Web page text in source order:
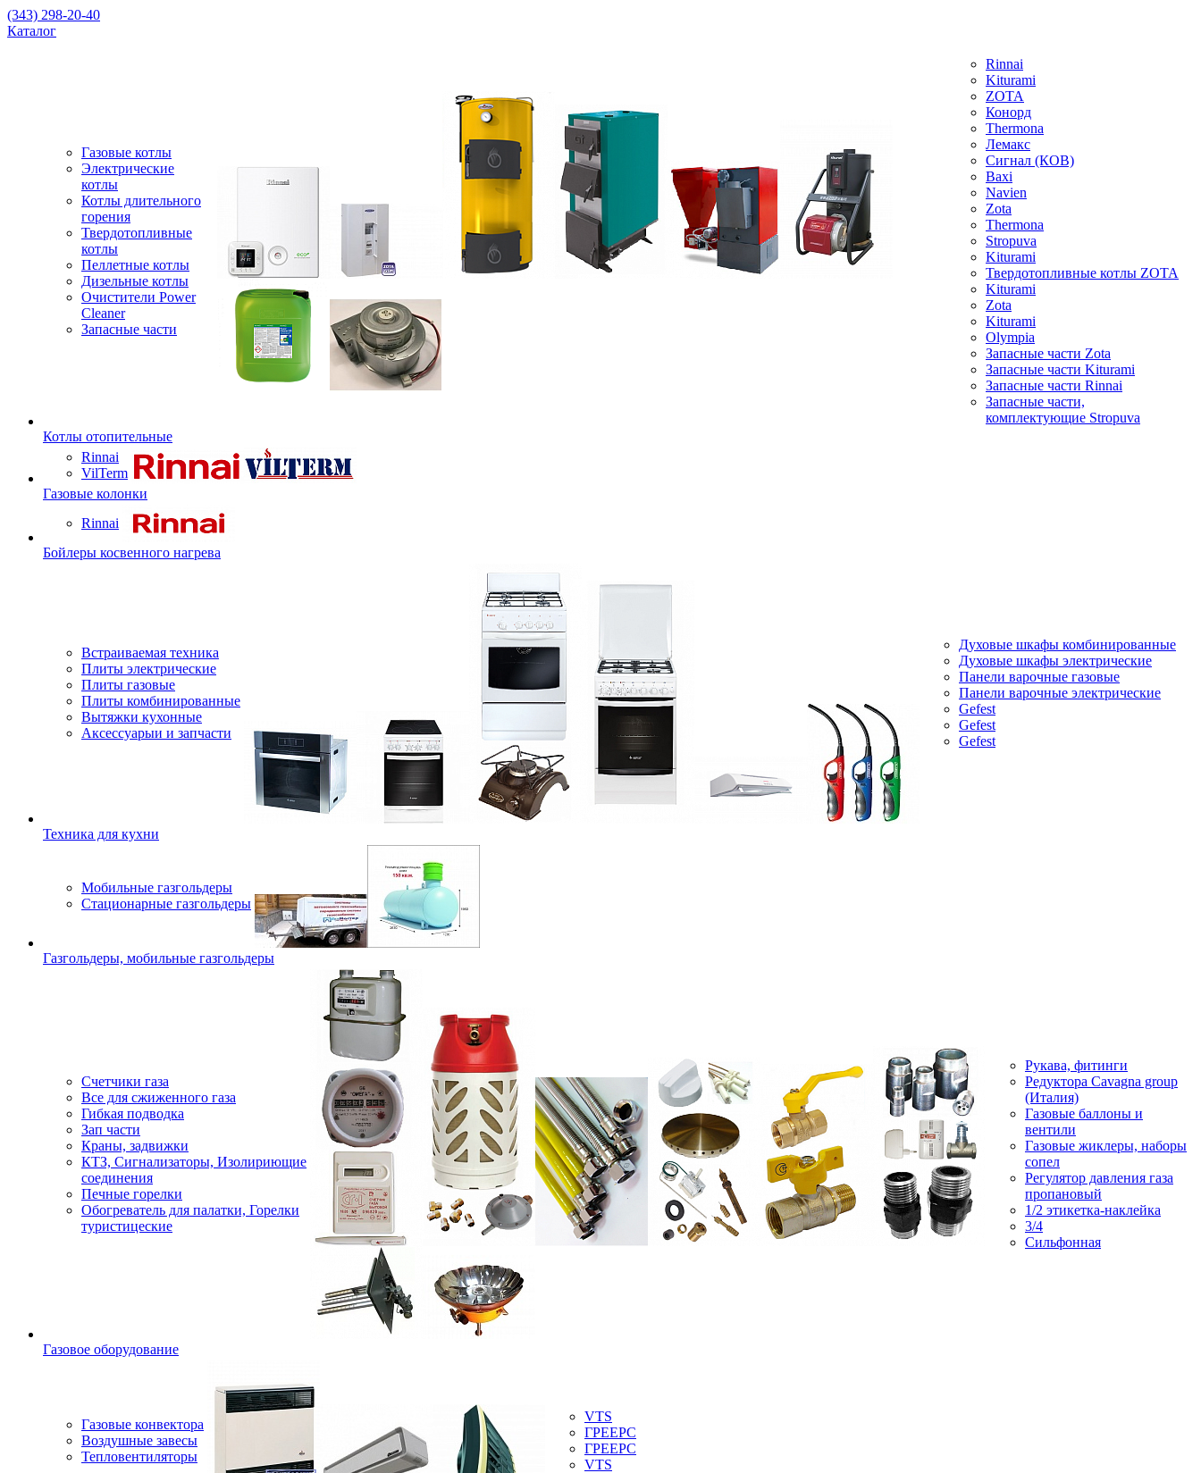
(343) 298-20-40
Каталог
Газовые котлы
Электрические
котлы
Котлы длительного
горения
Твердотопливные
котлы
Пеллетные котлы
Дизельные котлы
Очистители Power
Cleaner
Запасные части
Rinnai
Kiturami
ZOTA
Конорд
Thermona
Лемакс
Сигнал (КОВ)
Baxi
Navien
Zota
Thermona
Stropuva
Kiturami
Твердотопливные котлы ZOTA
Kiturami
Zota
Kiturami
Olympia
Запасные части Zota
Запасные части Kiturami
Запасные части Rinnai
Запасные части,
комплектующие Stropuva
Котлы отопительные
Rinnai
VilTerm
Газовые колонки
Rinnai
Бойлеры косвенного нагрева
Встраиваемая техника
Плиты электрические
Плиты газовые
Плиты комбинированные
Вытяжки кухонные
Аксессуарыи и запчасти
Духовые шкафы комбинированные
Духовые шкафы электрические
Панели варочные газовые
Панели варочные электрические
Gefest
Gefest
Gefest
Техника для кухни
Мобильные газгольдеры
Стационарные газгольдеры
Газгольдеры, мобильные газгольдеры
Счетчики газа
Все для сжиженного газа
Гибкая подводка
Зап части
Краны, задвижки
КТЗ, Сигнализаторы, Изолириющие
соединения
Печные горелки
Обогреватель для палатки, Горелки
туристицеские
Рукава, фитинги
Редуктора Cavagna group
(Италия)
Газовые баллоны и
вентили
Газовые жиклеры, наборы
сопел
Регулятор давления газа
пропановый
1/2 этикетка-наклейка
3/4
Сильфонная
Газовое оборудование
Газовые конвектора
Воздушные завесы
Тепловентиляторы
VTS
ГРЕЕРС
ГРЕЕРС
VTS